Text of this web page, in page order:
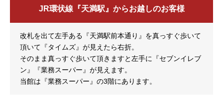
JR環状線『天満駅』からお越しのお客様
改札を出て左手ある『天満駅前本通り』を真っすぐ歩いて
頂いて『タイムズ』が見えたら右折。
そのまま真っすぐ歩いて頂きますと左手に『セブンイレブ
ン』『業務スーパー』が見えます。
当館は『業務スーパー』の3階にあります。